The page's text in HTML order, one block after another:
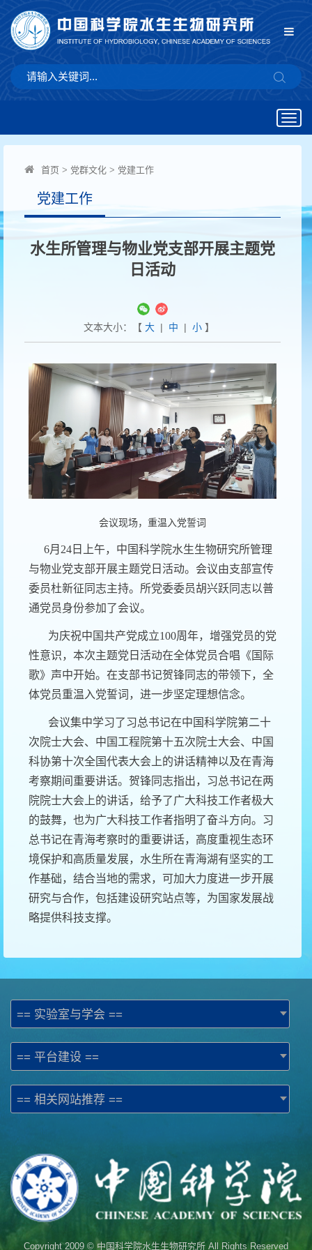
首页 > 党群文化 > 党建工作
党建工作
水生所管理与物业党支部开展主题党
日活动
文本大小：【 大| 中 | 小】
会议现场，重温入党誓词
6月 24 日 上午，中国科学院水生生物研究所管理
与物业党支部开展主题党日活动。会议由支部宣传
委员杜新征同志主持。 所党委委员胡兴跃同志以普
通党员身份参加了会议。
为庆祝中国共产党成立100周年， 增强党员的党
性意识， 本次主题党日活动在全体党员合唱《国际
歌》声中开始。在支部书记贺锋同志的带领下，全
体党员重温入党誓词，进一步坚定理想信念。
会议集中学习了习总书记在中国科学院第二十
次院士大会、中国工程院第十五次院士大会、中国
科协第十次全国代表大会上的讲话精神以及在青海
考察期间重要讲话。贺锋同志指出，习总书记在两
院院士大会上的讲话，给予了广大科技工作者极大
的鼓舞，也为广大科技工作者指明了奋斗方向。习
总书记在青海考察时的重要讲话，高度重视生态环
境保护和高质量发展，水生所在青海湖有坚实的工
作基础，结合当地的需求，可加大力度进一步开展
研究与合作，包括建设研究站点等，为国家发展战
略提供科技支撑。
== 实验室与学会 ==
== 平台建设 ==
== 相关网站推荐 ==
Copyright 2009 © 中国科学院水生生物研究所 All Rights Reserved